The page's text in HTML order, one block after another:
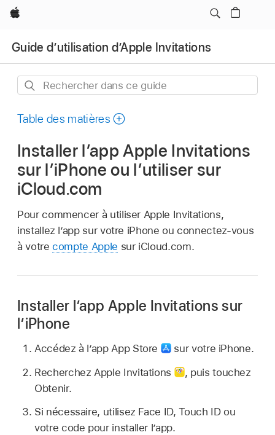
Apple
Guide dʼutilisation dʼApple Invitations
Rechercher
ce
Table des matières
Installer l’app Apple Invitations
sur l’iPhone ou l’utiliser sur
iCloud.com
Pour commencer à utiliser Apple Invitations,
installez l’app sur votre iPhone ou connectez-vous
à votrecompte Apple sur iCloud.com.
Installer l’app Apple Invitations sur
l’iPhone
Accédez à lʼapp App Store
sur votre iPhone.
Recherchez Apple Invitations
, puis touchez
Obtenir.
Si nécessaire, utilisez Face ID, Touch ID ou
votre code pour installer l’app.